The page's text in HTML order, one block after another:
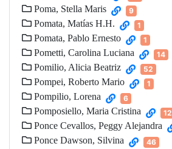
Poma, Stella Maris 9
Pomata, Matías H.H. 1
Pomata, Pablo Ernesto 1
Pometti, Carolina Luciana 14
Pomilio, Alicia Beatriz 52
Pompei, Roberto Mario 1
Pompilio, Lorena 6
Pomposiello, Maria Cristina 12
Ponce Cevallos, Peggy Alejandra
Ponce Dawson, Silvina 46